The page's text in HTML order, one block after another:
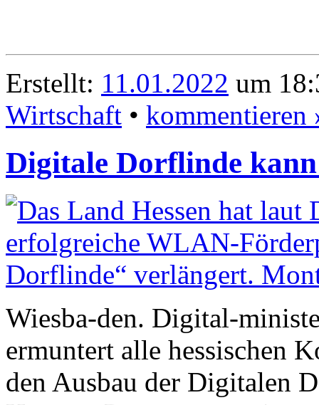
Erstellt: 11.01.2022 um
Wirtschaft • kommentieren
Digitale Dorflinde
Wiesba-den. Digital-
ermuntert alle hessischen
den Ausbau der Digitalen